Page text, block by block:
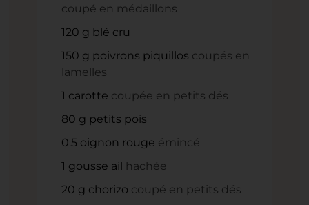
coupé en médaillons
120 g blé cru
150 g poivrons piquillos coupés en
lamelles
1 carotte coupée en petits dés
80 g petits pois
0.5 oignon rouge émincé
1 gousse ail hachée
20 g chorizo coupé en petits dés